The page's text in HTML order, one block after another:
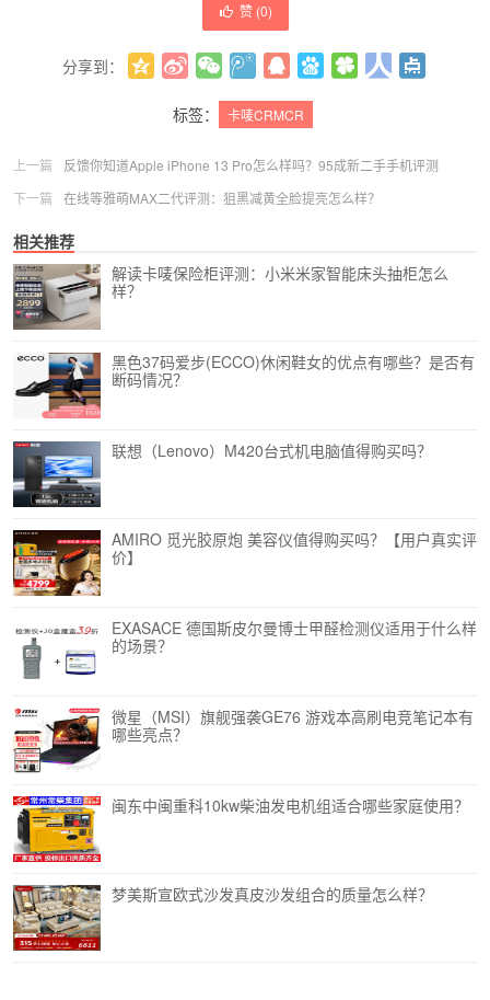
赞 (0)
分享到：
标签：
卡唛CRMCR
上一篇
反馈你知道Apple iPhone 13 Pro怎么样吗？95成新二手手机评测
下一篇
在线等雅萌MAX二代评测：狙黑减黄全脸提亮怎么样？
相关推荐
解读卡唛保险柜评测：小米米家智能床头抽柜怎么
样？
黑色37码爱步(ECCO)休闲鞋女的优点有哪些？是否有
断码情况？
联想（Lenovo）M420台式机电脑值得购买吗？
AMIRO 觅光胶原炮 美容仪值得购买吗？【用户真实评
价】
EXASACE 德国斯皮尔曼博士甲醛检测仪适用于什么样
的场景？
微星（MSI）旗舰强袭GE76 游戏本高刷电竞笔记本有
哪些亮点？
闽东中闽重科10kw柴油发电机组适合哪些家庭使用？
梦美斯宣欧式沙发真皮沙发组合的质量怎么样？